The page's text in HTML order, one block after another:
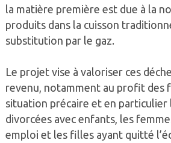
la matière première est due à la
produits dans la cuisson
substitution par le gaz.
Le projet vise à valoriser ces
revenu, notamment au profit des
situation précaire et en particulier
divorcées avec enfants, les
emploi et les filles ayant quitté